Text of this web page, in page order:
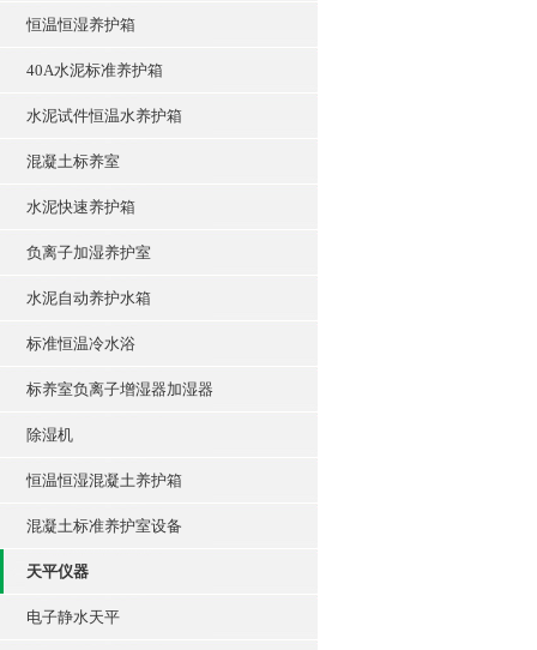
恒温恒湿养护箱
40A水泥标准养护箱
水泥试件恒温水养护箱
混凝土标养室
水泥快速养护箱
负离子加湿养护室
水泥自动养护水箱
标准恒温冷水浴
标养室负离子增湿器加湿器
除湿机
恒温恒湿混凝土养护箱
混凝土标准养护室设备
天平仪器
电子静水天平